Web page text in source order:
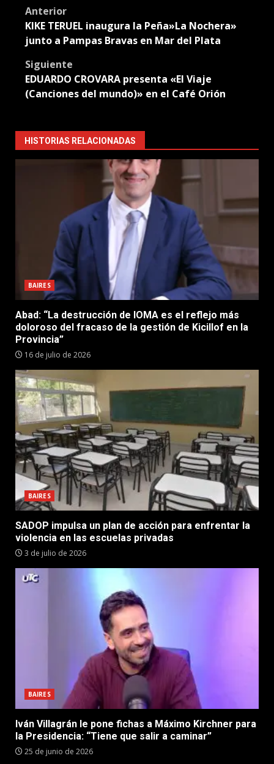
Post
navigation
Anterior
KIKE TERUEL inaugura la Peña»La Nochera»
junto a Pampas Bravas en Mar del Plata
Siguiente
EDUARDO CROVARA presenta «El Viaje
(Canciones del mundo)» en el Café Orión
HISTORIAS RELACIONADAS
BAIRES
Abad: “La destrucción de IOMA es el reflejo más
doloroso del fracaso de la gestión de Kicillof en la
Provincia”
16 de julio de 2026
BAIRES
SADOP impulsa un plan de acción para enfrentar la
violencia en las escuelas privadas
3 de julio de 2026
BAIRES
Iván Villagrán le pone fichas a Máximo Kirchner para
la Presidencia: “Tiene que salir a caminar”
25 de junio de 2026